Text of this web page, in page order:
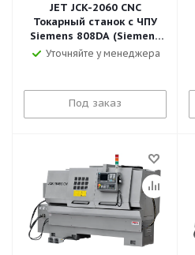
JET JCK-2060 CNC
Токарный станок с ЧПУ
Siemens 808DA (Siemens
828D, Fanuc 0i)
Уточняйте у менеджера
Под заказ